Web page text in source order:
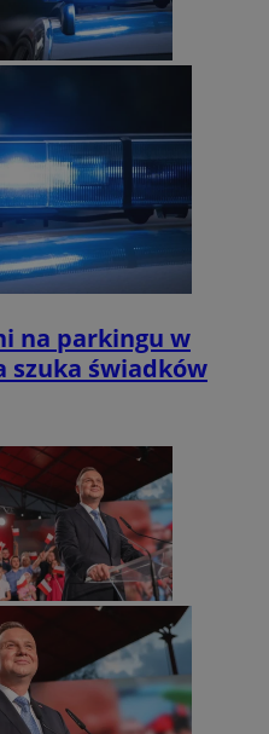
na parkingu w
szuka świadków